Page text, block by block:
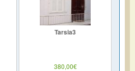
Tarsia3
380,00€